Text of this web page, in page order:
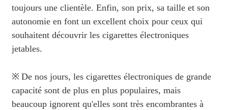
toujours une clientèle. Enfin, son prix, sa taille et son
autonomie en font un excellent choix pour ceux qui
souhaitent découvrir les cigarettes électroniques
jetables.
※ De nos jours, les cigarettes électroniques de grande
capacité sont de plus en plus populaires, mais
beaucoup ignorent qu'elles sont très encombrantes à